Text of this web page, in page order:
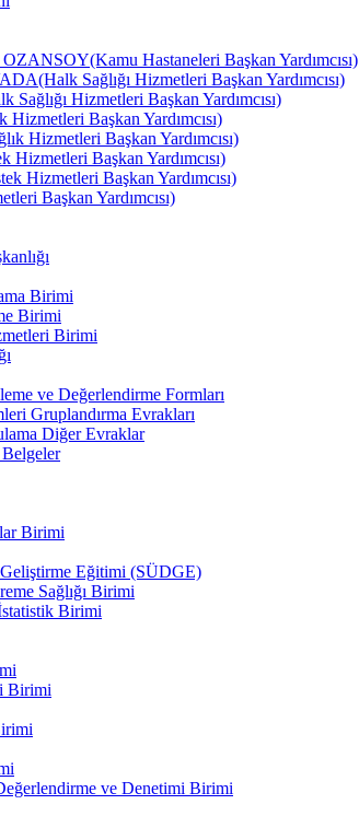
Hastaneleri Başkan Yardımcısı)
Sağlığı Hizmetleri Başkan Yardımcısı)
Hizmetleri Başkan Yardımcısı)
Başkan Yardımcısı)
Hizmetleri Başkan Yardımcısı)
Başkan Yardımcısı)
Hizmetleri Başkan Yardımcısı)
Başkan Yardımcısı)
Birimi
Birimi
Birimi
ve Değerlendirme Formları
Gruplandırma Evrakları
Diğer Evraklar
Birimi
Geliştirme Eğitimi (SÜDGE)
Sağlığı Birimi
Birimi
Birimi
ve Denetimi Birimi